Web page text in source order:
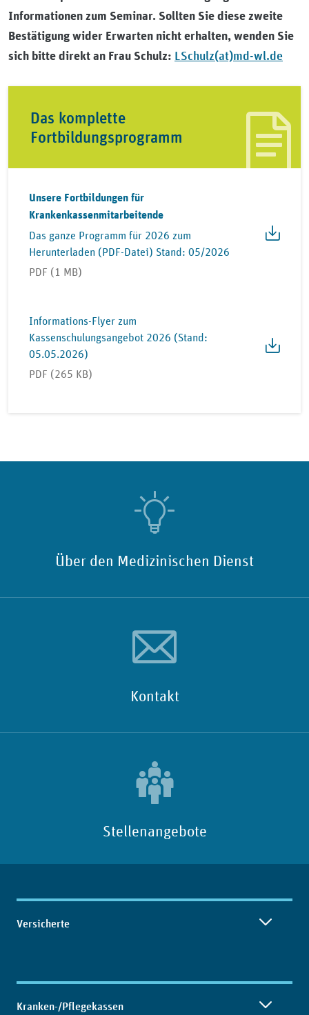
Informationen zum Seminar. Sollten Sie diese zweite
Bestätigung wider Erwarten nicht erhalten, wenden Sie
sich bitte direkt an Frau Schulz: LSchulz(at)md-wl.de
Das komplette
Fortbildungsprogramm
Unsere Fortbildungen für
Krankenkassenmitarbeitende
Das ganze Programm für 2026 zum
Herunterladen (PDF-Datei) Stand: 05/2026
PDF (1 MB)
Informations-Flyer zum
Kassenschulungsangebot 2026 (Stand:
05.05.2026)
PDF (265 KB)
Über den Medizinischen Dienst
Kontakt
Stellenangebote
Inhaltsübersicht
Versicherte
Kranken-/Pflegekassen